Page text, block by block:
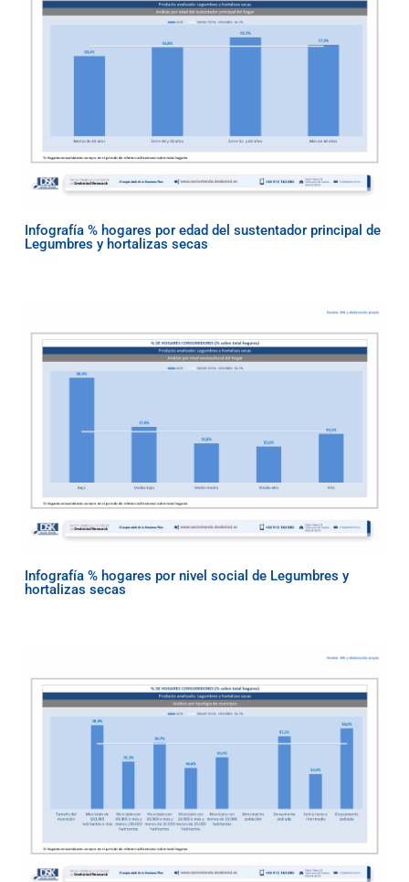
Infografía % hogares por edad del sustentador principal de
Legumbres y hortalizas secas
Infografía % hogares por nivel social de Legumbres y
hortalizas secas